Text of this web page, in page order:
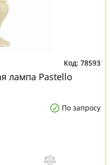
78593
лампа Pastello
По запросу